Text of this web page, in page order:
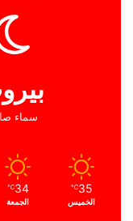
سماء
35
℃
الخميس
34
℃
الجمعة